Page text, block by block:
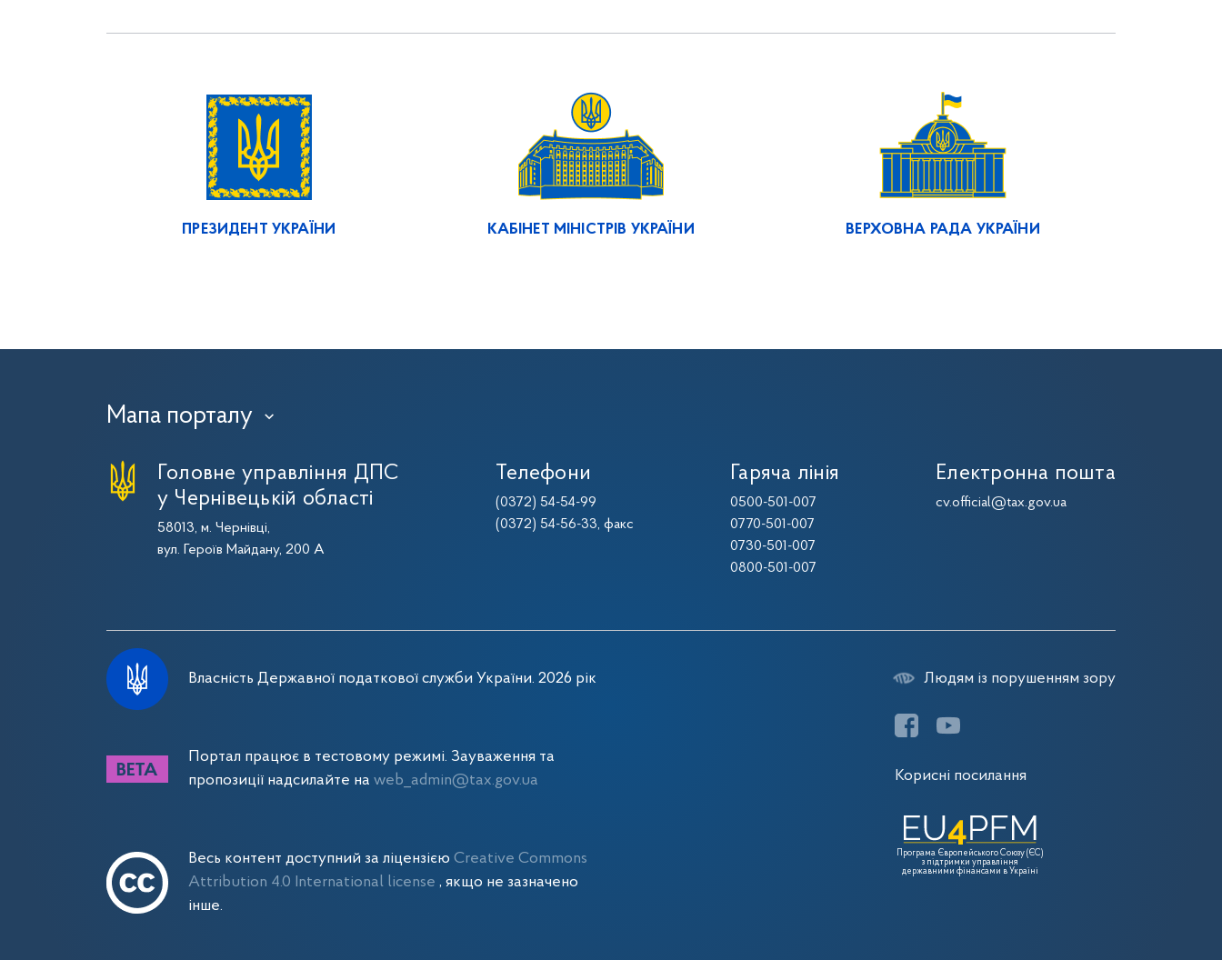
ПРЕЗИДЕНТ УКРАЇНИ КАБІНЕТ МІНІСТРІВ УКРАЇНИ ВЕРХОВНА РАДА УКРАЇНИ
Мапа порталу ›
Головне управління ДПС
у Чернівецькій області
58013, м. Чернівці,
вул. Героїв Майдану, 200 А
Телефони
(0372) 54-54-99
(0372) 54-56-33, факс
Гаряча лінія
0500-501-007
0770-501-007
0730-501-007
0800-501-007
Електронна пошта
cv.official@tax.gov.ua
Власність Державної податкової служби України. 2026 рік
Портал працює в тестовому режимі. Зауваження та
пропозиції надсилайте на web_admin@tax.gov.ua
Весь контент доступний за ліцензією Creative Commons
Attribution 4.0 International license , якщо не зазначено
інше.
Людям із порушенням зору
Корисні посилання
Програма Європейського Союзу (ЄС)
з підтримки управління
державними фінансами в Україні